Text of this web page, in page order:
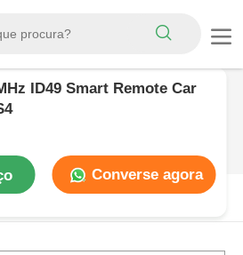
ID49 Smart Remote Car
Converse agora